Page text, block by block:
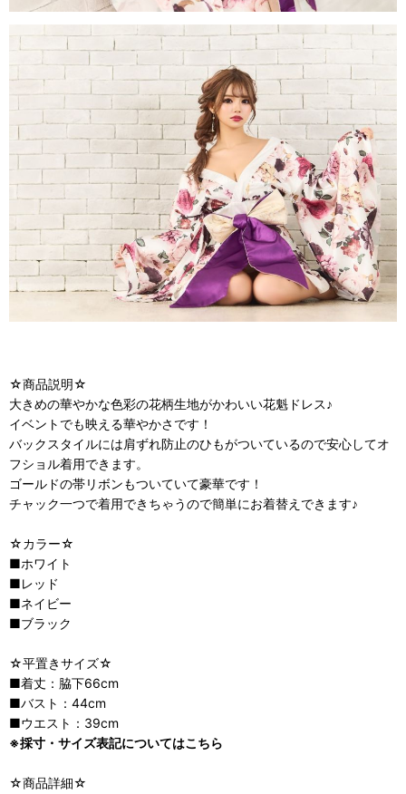
☆商品説明☆
大きめの華やかな色彩の花柄生地がかわいい花魁ドレス♪
イベントでも映える華やかさです！
バックスタイルには肩ずれ防止のひもがついているので安心してオ
フショル着用できます。
ゴールドの帯リボンもついていて豪華です！
チャック一つで着用できちゃうので簡単にお着替えできます♪
☆カラー☆
■ホワイト
■レッド
■ネイビー
■ブラック
☆平置きサイズ☆
■着丈：脇下66cm
■バスト：44cm
■ウエスト：39cm
※採寸・サイズ表記についてはこちら
☆商品詳細☆